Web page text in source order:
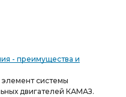
- преимущества и
системы
двигателей КАМАЗ.